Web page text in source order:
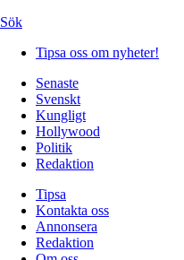
Sök
Tipsa oss om nyheter!
Senaste
Svenskt
Kungligt
Hollywood
Politik
Redaktion
Tipsa
Kontakta oss
Annonsera
Redaktion